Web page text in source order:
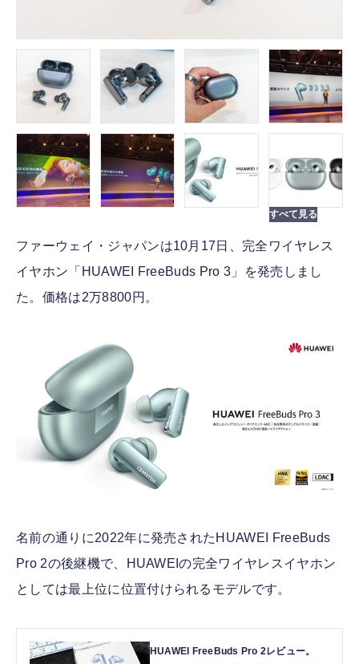
ファーウェイ・ジャパンは10月17日、完全ワイヤレス
イヤホン「HUAWEI FreeBuds Pro 3」を発売しまし
た。価格は2万8800円。
名前の通りに2022年に発売されたHUAWEI FreeBuds
Pro 2の後継機で、HUAWEIの完全ワイヤレスイヤホン
としては最上位に位置付けられるモデルです。
HUAWEI FreeBuds Pro 2レビュー。